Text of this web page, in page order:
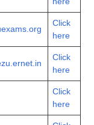
Click
here
Click
here
Click
here